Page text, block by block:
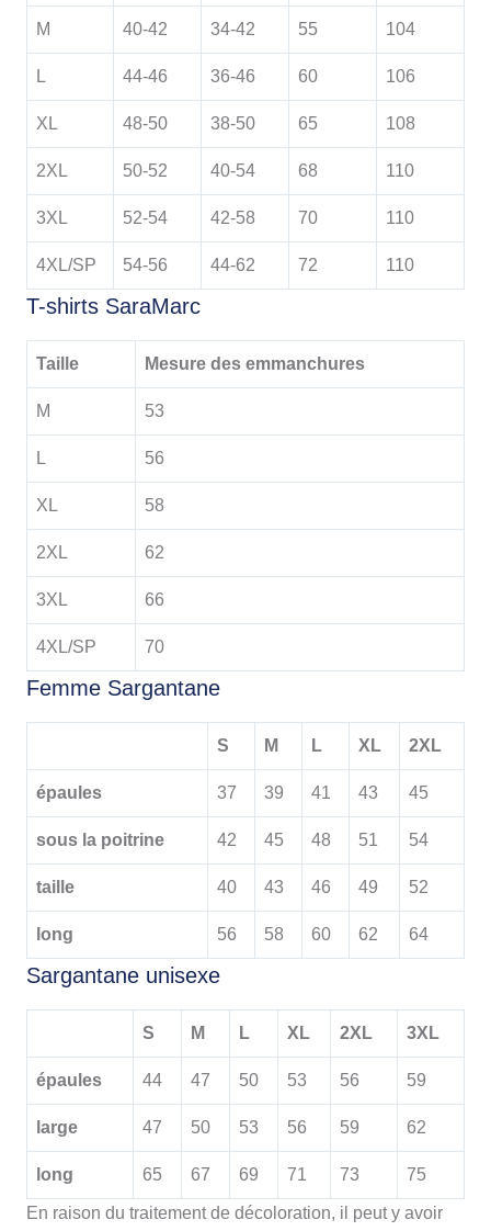
M 40-42 34-42 55 104
L 44-46 36-46 60 106
XL 48-50 38-50 65 108
2XL 50-52 40-54 68 110
3XL 52-54 42-58 70 110
4XL/SP 54-56 44-62 72 110
T-shirts SaraMarc
Taille Mesure des emmanchures
M 53
L 56
XL 58
2XL 62
3XL 66
4XL/SP 70
Femme Sargantane
S M L XL 2XL
épaules 37 39 41 43 45
sous la poitrine 42 45 48 51 54
taille 40 43 46 49 52
long 56 58 60 62 64
Sargantane unisexe
S M L XL 2XL 3XL
épaules 44 47 50 53 56 59
large 47 50 53 56 59 62
long 65 67 69 71 73 75
En raison du traitement de décoloration, il peut y avoir